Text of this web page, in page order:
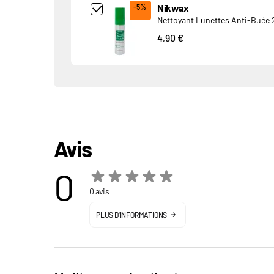
Add Product MjkwNDA= undefined
-5% Nikwax
Nettoyant Lunettes Anti-Buée
4,90 €
Avis
0 0 avis
PLUS D'INFORMATIONS